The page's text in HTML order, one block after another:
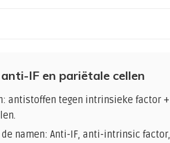
IF en pariëtale cellen
antistoffen tegen intrinsieke factor +
namen: Anti-IF, anti-intrinsic factor,